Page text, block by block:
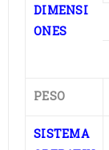
DIMENSI
ONES
PESO
SISTEMA